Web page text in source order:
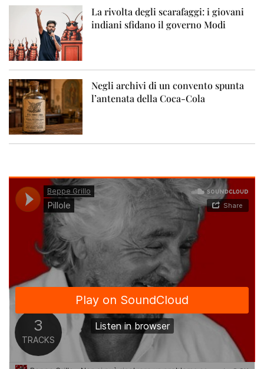
La rivolta degli scarafaggi: i giovani
indiani sfidano il governo Modi
Negli archivi di un convento spunta
l’antenata della Coca-Cola